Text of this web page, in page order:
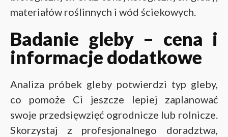
materiałów roślinnych i wód ściekowych.
Badanie gleby – cena i
informacje dodatkowe
Analiza próbek gleby potwierdzi typ gleby,
co pomoże Ci jeszcze lepiej zaplanować
swoje przedsięwzięć ogrodnicze lub rolnicze.
Skorzystaj z profesjonalnego doradztwa,